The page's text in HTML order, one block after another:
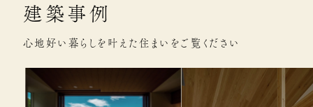
建築事例
心地好い暮らしを叶えた住まいをご覧ください